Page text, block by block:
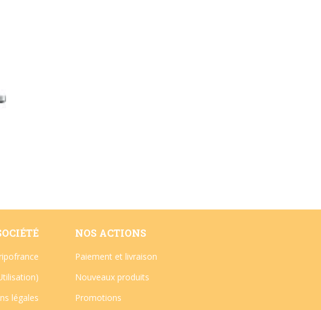
légales
NOS ACTIONS
Paiement et livraison
Nouveaux produits
Promotions